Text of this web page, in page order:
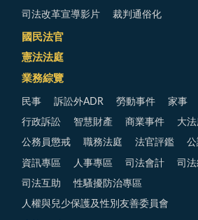
司法改革宣導影片 裁判通俗化
國民法官
憲法法庭
業務綜覽
民事 訴訟外ADR 勞動事件 家事
行政訴訟 智慧財產 商業事件 大
公務員懲戒 職務法庭 法官評鑑 公
資訊專區 人事專區 司法會計 司
司法互助 性騷擾防治專區
人權與兒少保護及性別友善委員會